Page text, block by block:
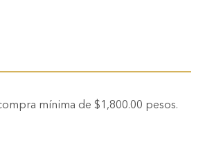
mínima de $1,800.00 pesos.